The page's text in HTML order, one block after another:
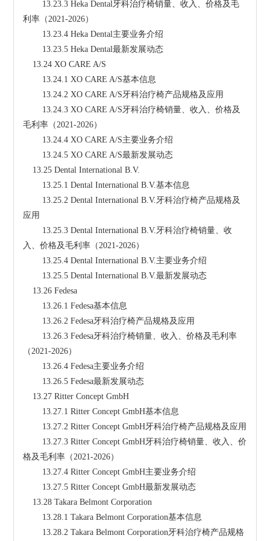
利率（2021-2026）
        13.23.4 Heka Dental主要业务介绍
        13.23.5 Heka Dental最新发展动态
    13.24 XO CARE A/S
        13.24.1 XO CARE A/S基本信息
        13.24.2 XO CARE A/S牙科治疗椅产品规格及应用
毛利率（2021-2026）
        13.24.4 XO CARE A/S主要业务介绍
        13.24.5 XO CARE A/S最新发展动态
    13.25 Dental International B.V.
        13.25.1 Dental International B.V.基本信息
应用
入、价格及毛利率（2021-2026）
        13.25.4 Dental International B.V.主要业务介绍
        13.25.5 Dental International B.V.最新发展动态
    13.26 Fedesa
        13.26.1 Fedesa基本信息
        13.26.2 Fedesa牙科治疗椅产品规格及应用
（2021-2026）
        13.26.4 Fedesa主要业务介绍
        13.26.5 Fedesa最新发展动态
    13.27 Ritter Concept GmbH
        13.27.1 Ritter Concept GmbH基本信息
        13.27.2 Ritter Concept GmbH牙科治疗椅产品规格及应用
格及毛利率（2021-2026）
        13.27.4 Ritter Concept GmbH主要业务介绍
        13.27.5 Ritter Concept GmbH最新发展动态
    13.28 Takara Belmont Corporation
        13.28.1 Takara Belmont Corporation基本信息